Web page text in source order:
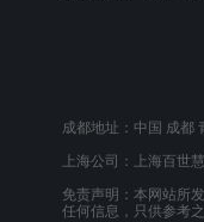
成都地址：中国 成都
上海公司：上海百世
免责声明：本网站所
任何信息，只供参考